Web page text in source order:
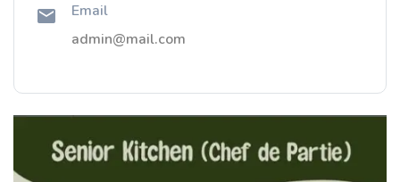
Email
admin@mail.com